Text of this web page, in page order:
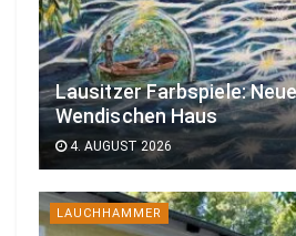
Lausitzer Farbspiele:
Wendischen Haus
4. AUGUST 2026
LAUCHHAMMER